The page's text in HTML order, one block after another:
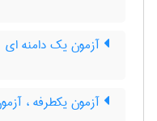
آزمون یک دامنه ای
آزمون یکطرفه ،